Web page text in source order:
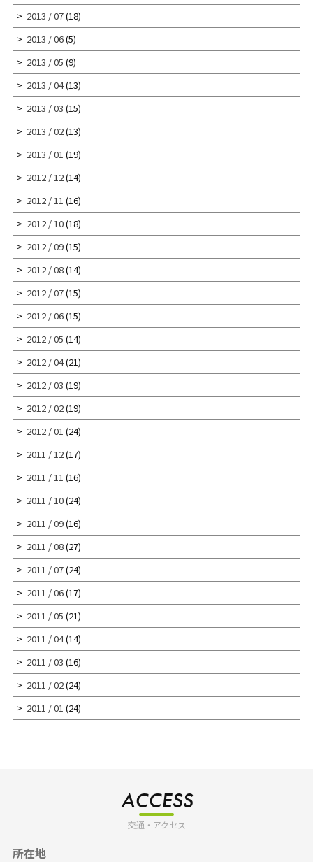
2013 / 07(18)
2013 / 06(5)
2013 / 05 (9)
2013 / 04(13)
2013 / 03 (15)
2013 / 02(13)
2013 / 01 (19)
2012 / 12(14)
2012 / 11 (16)
2012 / 10(18)
2012 / 09(15)
2012 / 08(14)
2012 / 07(15)
2012 / 06(15)
2012 / 05 (14)
2012 / 04(21)
2012 / 03 (19)
2012 / 02(19)
2012 / 01 (24)
2011 / 12(17)
2011 / 11 (16)
2011 / 10(24)
2011 / 09(16)
2011 / 08(27)
2011 / 07(24)
2011 / 06(17)
2011 / 05 (21)
2011 / 04(14)
2011 / 03 (16)
2011 / 02(24)
2011 / 01 (24)
ACCESS
交通・アクセス
所在地